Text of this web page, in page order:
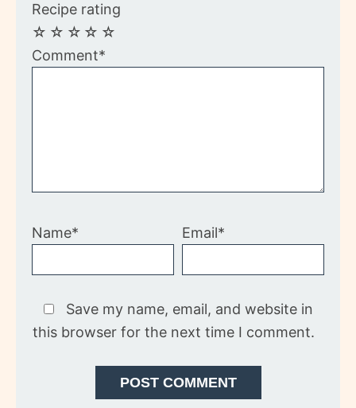
Recipe rating
☆
☆
☆
☆
☆
Comment*
Name* Email*
Save my name, email, and website in
this browser for the next time I comment.